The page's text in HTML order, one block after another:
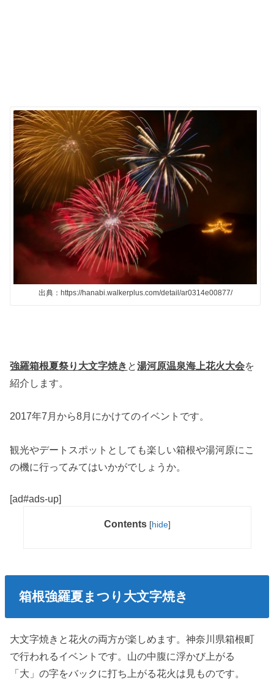
出典：https://hanabi.walkerplus.com/detail/ar0314e00877/
強羅箱根夏祭り大文字焼き と湯河原温泉海上花火大会を
紹介します。
2017年7月から8月にかけてのイベントです。
観光やデートスポットとしても楽しい箱根や湯河原にこ
の機に行ってみてはいかがでしょうか。
[ad#ads-up]
Contents [hide]
箱根強羅夏まつり大文字焼き
大文字焼きと花火の両方が楽しめます。神奈川県箱根町
で行われるイベントです。山の中腹に浮かび上がる
「大」の字をバックに打ち上がる花火は見ものです。